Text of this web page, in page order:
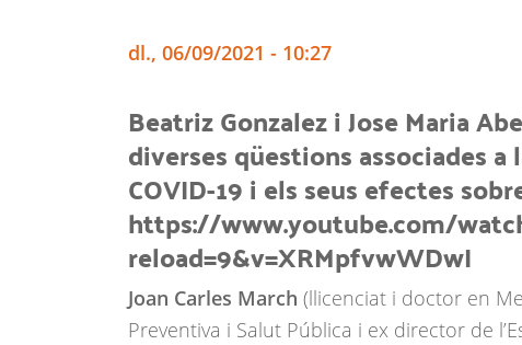
dl., 06/09/2021 - 10:27
Beatriz Gonzalez i Jose Maria
diverses qüestions associades
COVID-19 i els seus efectes
https://www.youtube.com/
reload=9&v=XRMpfvwWDwI
Joan Carles March (llicenciat i doctor en
Preventiva i Salut Pública i ex director de